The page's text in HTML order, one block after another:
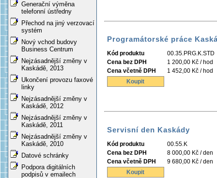
Generační výměna
telefonní ústředny
Přechod na jiný verzovací
systém
Nový vchod budovy
Business Centrum
Nejzásadnější změny v
Kaskádě, 2013
Ukončení provozu faxové
linky
Nejzásadnější změny v
Kaskádě, 2012
Nejzásadnější změny v
Kaskádě, 2011
Nejzásadnější změny v
Kaskádě, 2010
Datové schránky
Podpora digitálních
podpisů v emailech
Programátorské práce
Kód produktu
00.35.PRG.K.STD
Cena bez DPH
1 200,00 Kč / hod
Cena včetně DPH
1 452,00 Kč / hod
Koupit
Servisní den Kaskády
Kód produktu
00.55.K
Cena bez DPH
8 000,00 Kč / den
Cena včetně DPH
9 680,00 Kč / den
Koupit